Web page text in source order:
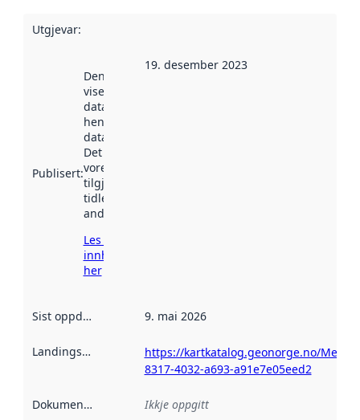
Utgjevar:
Publisert:
Denne datoen
viser når
datasettet vart
henta inn av
data.norge.no.
Det kan ha
vore
tilgjengeleg
tidlegare
andre stader.
Les meir om
innhenting
her
19. desember 2023
Sist oppdatert 9. mai 2026
Landingsside
https://kartkatalog.geonorge.no/
8317-4032-a693-a91e7e05eed2
Dokumentasjon Ikkje oppgitt